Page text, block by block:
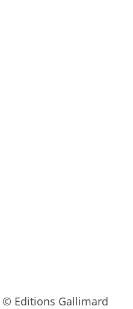
© Editions Gallimard